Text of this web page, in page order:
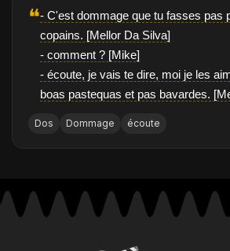
❝- C'est dommage que tu fasses pas
copains. [Mellor Da Silva]
- comment ? [Mike]
- écoute, je vais te dire, moi je les
boas pastequas et pas bavardes.
Dos Dommage écoute